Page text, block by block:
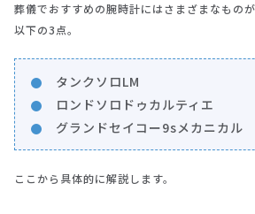
葬儀でおすすめの腕時計にはさまざまなもの
以下の3点。
タンクソロLM
ロンドソロドゥカルティエ
グランドセイコー9sメカニカル
ここから具体的に解説します。